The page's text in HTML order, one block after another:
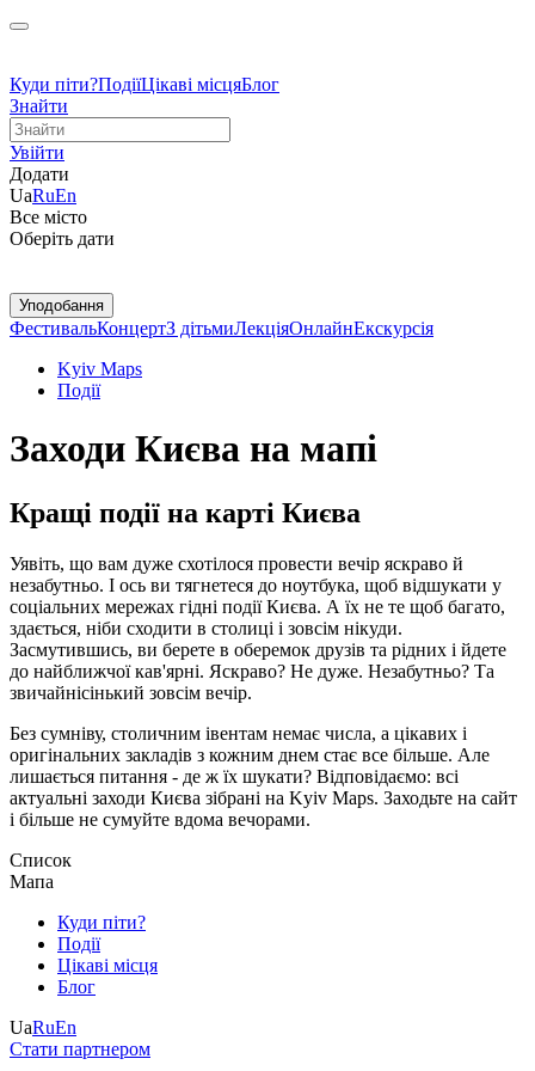
Куди піти?ПодіїЦікаві місцяБлог
Знайти
Увійти
Додати
UaRuEn
Все місто
Оберіть дати
Уподобання
ФестивальКонцертЗ дітьмиЛекціяОнлайнЕкскурсія
Kyiv Maps
Події
Заходи Києва на мапі
Кращі події на карті Києва
Уявіть, що вам дуже схотілося провести вечір яскраво й
незабутньо. І ось ви тягнетеся до ноутбука, щоб відшукати у
соціальних мережах гідні події Києва. А їх не те щоб багато,
здається, ніби сходити в столиці і зовсім нікуди.
Засмутившись, ви берете в оберемок друзів та рідних і йдете
до найближчої кав'ярні. Яскраво? Не дуже. Незабутньо? Та
звичайнісінький зовсім вечір.
Без сумніву, столичним івентам немає числа, а цікавих і
оригінальних закладів з кожним днем ​​стає все більше. Але
лишається питання - де ж їх шукати? Відповідаємо: всі
актуальні заходи Києва зібрані на Kyiv Maps. Заходьте на сайт
і більше не сумуйте вдома вечорами.
Список
Мапа
Куди піти?
Події
Цікаві місця
Блог
UaRuEn
Стати партнером